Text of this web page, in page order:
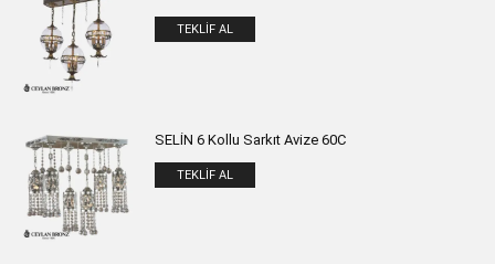
TEKLIF AL
SELİN 6 Kollu Sarkıt Avize 60C
TEKLIF AL